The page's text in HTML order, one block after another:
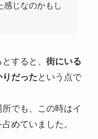
感じなのかもし
すると、 街にいる
だった という点で
でも、この時はイ
めていました。